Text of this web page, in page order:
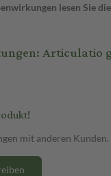
lesen Sie
Articulatio
mit anderen Kunden.